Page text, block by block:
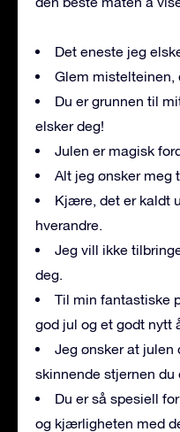
Det eneste jeg
Glem mistelteinen,
Du er grunnen til
elsker deg!
Julen er magisk
Alt jeg ønsker meg
Kjære, det er kaldt
hverandre.
Jeg vill ikke
deg.
Til min fantastiske
god jul og et godt nytt
Jeg ønsker at julen
skinnende stjernen du
Du er så spesiell
og kjærligheten med